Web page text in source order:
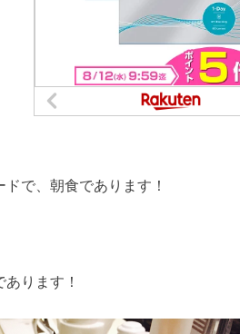
で、朝食であります！
ります！